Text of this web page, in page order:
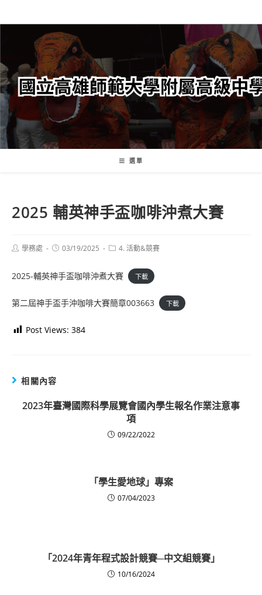
轉
要
內
容
選單
2025 輔英神手盃咖啡沖煮大賽
Post學務處
Post03/19/2025
Post4. 活動&競賽
2025-輔英神手盃咖啡沖煮大賽 下載
第二屆神手盃手沖咖啡大賽簡章003663 下載
Post Views: 384
相關內容
2023年臺灣國際科學展覽會國內學生報名作業注意事
項
09/22/2022
「學生愛地球」專案
07/04/2023
「2024年青年程式設計競賽─中文組競賽」
10/16/2024